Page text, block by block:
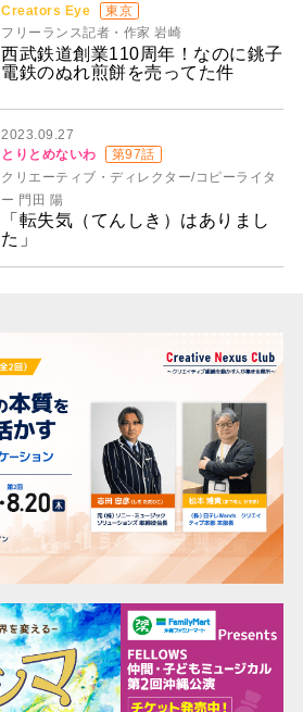
Creators Eye
東京
フリーランス記者・作家 岩崎
西武鉄道創業110周年！なのに銚子
電鉄のぬれ煎餅を売ってた件
2023.09.27
とりとめないわ
第97話
クリエーティブ・ディレクター/コピーライタ
ー 門田 陽
「転失気（てんしき）はありまし
た」